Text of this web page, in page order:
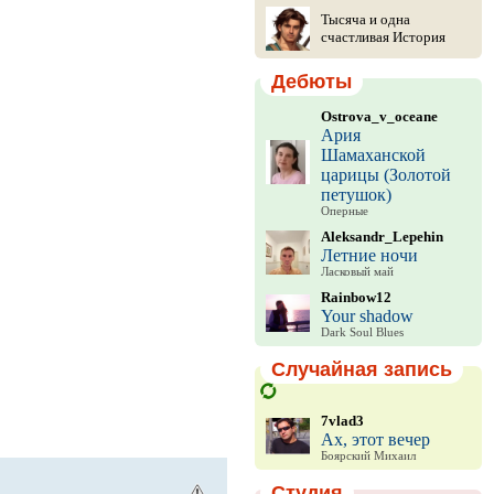
Тысяча и одна
счастливая История
Дебюты
Ostrova_v_oceane
Ария
Шамаханской
царицы (Золотой
петушок)
Оперные
Aleksandr_Lepehin
Летние ночи
Ласковый май
Rainbow12
Your shadow
Dark Soul Blues
Случайная запись
7vlad3
Ах, этот вечер
Боярский Михаил